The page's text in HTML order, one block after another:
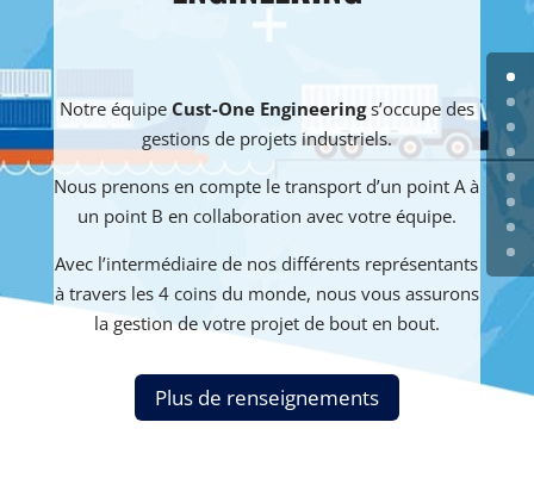
Notre équipe Cust-One Engineerings’occupe des
gestions de projets industriels.
Nous prenons en compte le transport d’un point A à
un point B en collaboration avec votre équipe.
Avec l’intermédiaire de nos différents représentants
à travers les 4 coins du monde, nous vous assurons
la gestion de votre projet de bout en bout.
Plus de renseignements